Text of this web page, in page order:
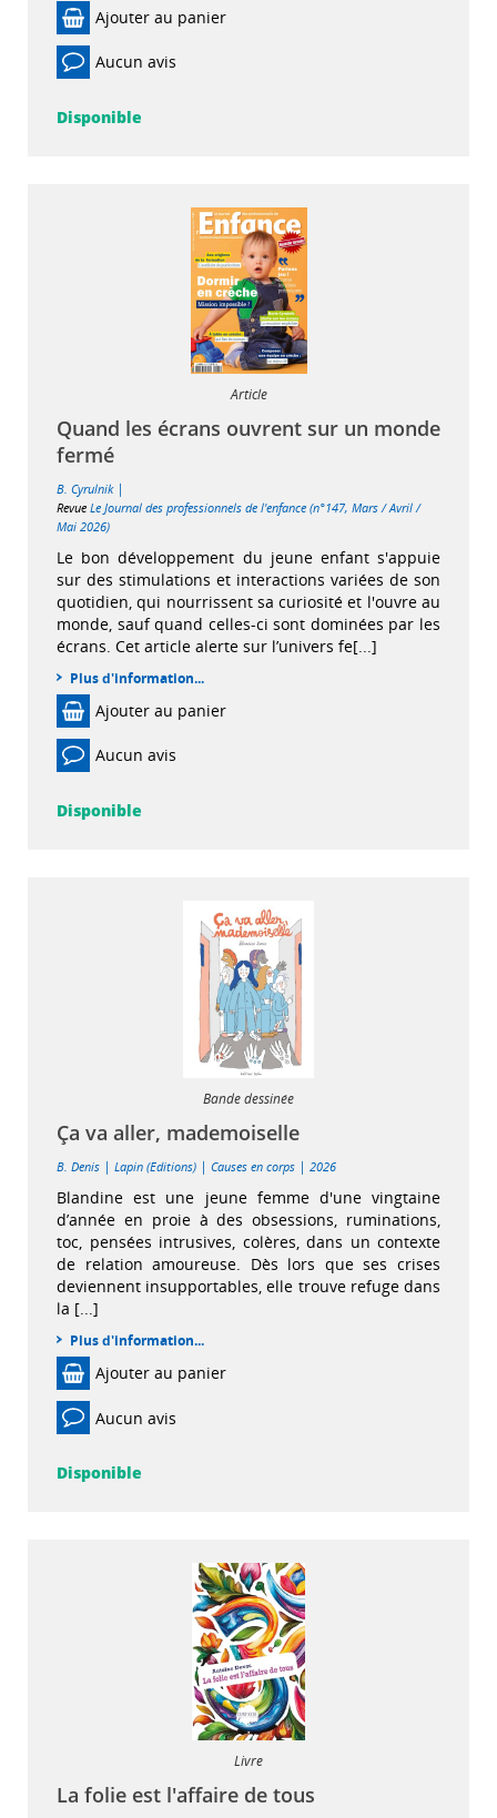
Ajouter au panier
Aucun avis
Disponible
Article
Quand les écrans ouvrent sur un monde
fermé
B. Cyrulnik |
Revue Le Journal des professionnels de l'enfance (n°147, Mars / Avril /
Mai 2026)
Le bon développement du jeune enfant s'appuie
sur des stimulations et interactions variées de son
quotidien, qui nourrissent sa curiosité et l'ouvre au
monde, sauf quand celles-ci sont dominées par les
écrans. Cet article alerte sur l’univers fe[...]
Plus d'information...
Ajouter au panier
Aucun avis
Disponible
Bande dessinée
Ça va aller, mademoiselle
B. Denis | Lapin (Editions) | Causes en corps | 2026
Blandine est une jeune femme d'une vingtaine
d’année en proie à des obsessions, ruminations,
toc, pensées intrusives, colères, dans un contexte
de relation amoureuse. Dès lors que ses crises
deviennent insupportables, elle trouve refuge dans
la [...]
Plus d'information...
Ajouter au panier
Aucun avis
Disponible
Livre
La folie est l'affaire de tous